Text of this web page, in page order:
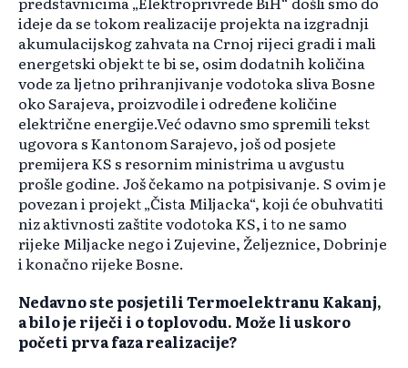
ideje da se tokom realizacije projekta na izgradnji
akumulacijskog zahvata na Crnoj rijeci gradi i mali
energetski objekt te bi se, osim dodatnih količina
vode za ljetno prihranjivanje vodotoka sliva Bosne
oko Sarajeva, proizvodile i određene količine
električne energije.Već odavno smo spremili tekst
ugovora s Kantonom Sarajevo, još od posjete
premijera KS s resornim ministrima u avgustu
prošle godine. Još čekamo na potpisivanje. S ovim je
povezan i projekt „Čista Miljacka“, koji će obuhvatiti
niz aktivnosti zaštite vodotoka KS, i to ne samo
rijeke Miljacke nego i Zujevine, Željeznice, Dobrinje
i konačno rijeke Bosne.
Nedavno ste posjetili Termoelektranu Kakanj,
a bilo je riječi i o toplovodu. Može li uskoro
početi prva faza realizacije?